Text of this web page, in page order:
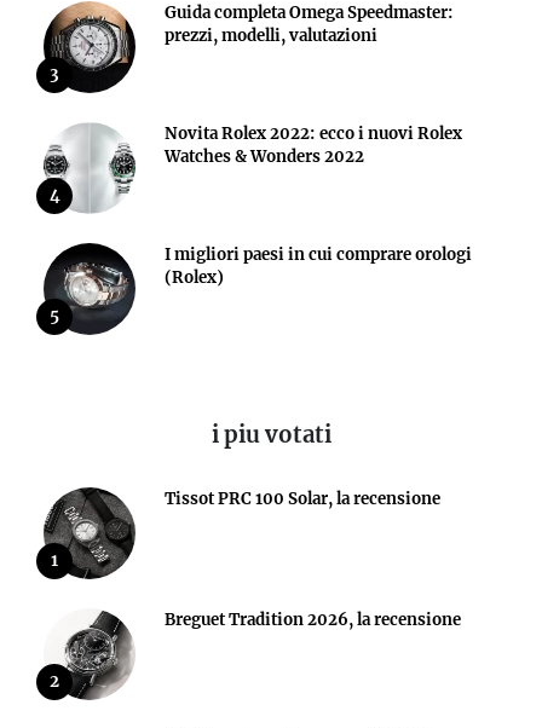
3
Guida completa Omega Speedmaster:
prezzi, modelli, valutazioni
4
Novita Rolex 2022: ecco i nuovi Rolex
Watches & Wonders 2022
5
I migliori paesi in cui comprare orologi
(Rolex)
i piu votati
1
Tissot PRC 100 Solar, la recensione
2
Breguet Tradition 2026, la recensione